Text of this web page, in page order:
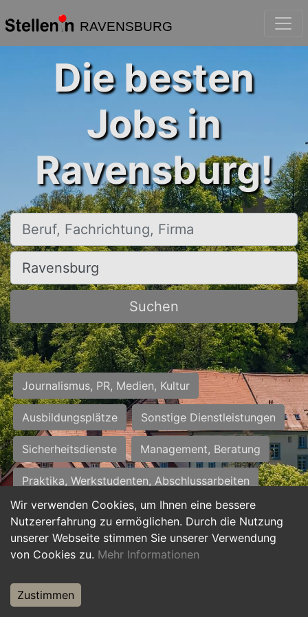
RAVENSBURG
Wir verwenden Cookies, um Ihnen eine bessere
Nutzererfahrung zu ermöglichen. Durch die Nutzung
unserer Webseite stimmen Sie unserer Verwendung
von Cookies zu. Mehr Informationen
Zustimmen
Die besten
Jobs in
Ravensburg!
Beruf, Fachrichtung, Firma
Ort, Stadt
Suchen
Journalismus, PR, Medien, Kultur
Ausbildungsplätze Sonstige Dienstleistungen
Sicherheitsdienste Management, Beratung
Praktika, Werkstudenten, Abschlussarbeiten
Personalwesen Assistenz, Sekretariat
Hilfskräfte, Aushilfs- und Nebenjobs
Weiterbildung, Studium, duale Ausbildung